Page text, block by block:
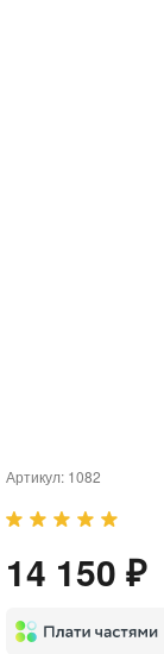
Артикул: 1082
14 150 ₽